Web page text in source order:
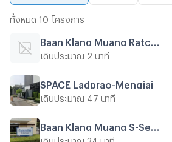
ทั้งหมด 10 โครงการ
เดินประมาณ 2 นาที
SPACE Ladprao-Mengjai
เดินประมาณ 47 นาที
เดินประมาณ 34 นาที